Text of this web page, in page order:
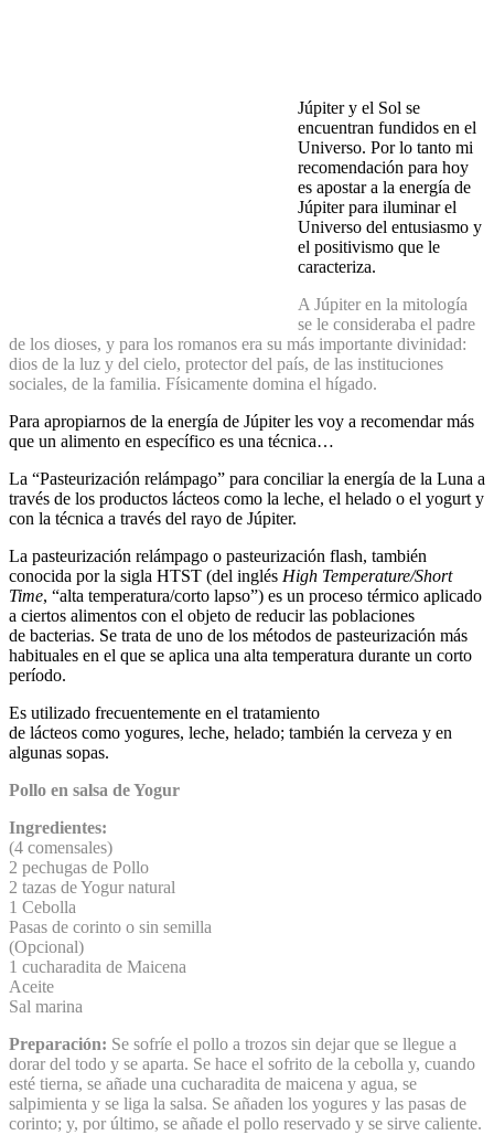
Júpiter y el Sol se
encuentran fundidos en el
Universo. Por lo tanto mi
recomendación para hoy
es apostar a la energía de
Júpiter para iluminar el
Universo del entusiasmo y
el positivismo que le
caracteriza.
A Júpiter en la mitología
se le consideraba el padre
de los dioses, y para los romanos era su más importante divinidad:
dios de la luz y del cielo, protector del país, de las instituciones
sociales, de la familia. Físicamente domina el hígado.
Para apropiarnos de la energía de Júpiter les voy a recomendar más
que un alimento en específico es una técnica…
La “Pasteurización relámpago” para conciliar la energía de la Luna a
través de los productos lácteos como la leche, el helado o el yogurt y
con la técnica a través del rayo de Júpiter.
La pasteurización relámpago o pasteurización flash, también
conocida por la sigla HTST (del inglés High Temperature/Short
Time, “alta temperatura/corto lapso”) es un proceso térmico aplicado
a ciertos alimentos con el objeto de reducir las poblaciones
de bacterias. Se trata de uno de los métodos de pasteurización más
habituales en el que se aplica una alta temperatura durante un corto
período.
Es utilizado frecuentemente en el tratamiento
de lácteos como yogures, leche, helado; también la cerveza y en
algunas sopas.
Pollo en salsa de Yogur
Ingredientes:
(4 comensales)
2 pechugas de Pollo
2 tazas de Yogur natural
1 Cebolla
Pasas de corinto o sin semilla
(Opcional)
1 cucharadita de Maicena
Aceite
Sal marina
Preparación: Se sofríe el pollo a trozos sin dejar que se llegue a
dorar del todo y se aparta. Se hace el sofrito de la cebolla y, cuando
esté tierna, se añade una cucharadita de maicena y agua, se
salpimienta y se liga la salsa. Se añaden los yogures y las pasas de
corinto; y, por último, se añade el pollo reservado y se sirve caliente.